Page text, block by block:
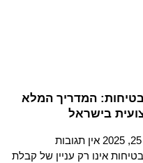
המדריך המלא
בישראל
אין תגובות
אינו רק עניין של קבלת